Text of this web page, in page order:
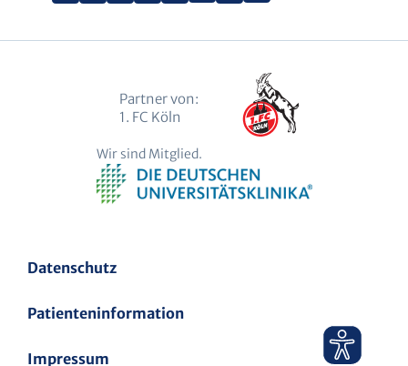
Datenschutz
Patienteninformation
Impressum
Partner von:
1. FC Köln
Wir sind Mitglied.